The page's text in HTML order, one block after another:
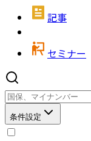
記事
セミナー
条件設定